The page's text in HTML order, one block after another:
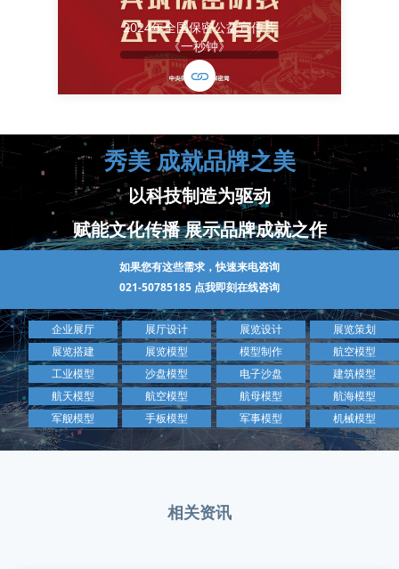
2024年全国保密公益宣传片
《一秒钟》
秀美 成就品牌之美
以科技制造为驱动
赋能文化传播 展示品牌成就之作
如果您有这些需求，快速来电咨询
021-50785185 点我即刻在线咨询
企业展厅 展厅设计 展览设计
展览策划
展览搭建
展览模型 模型制作
航空模型
工业模型
沙盘模型 电子沙盘
建筑模型
航天模型
航空模型 航母模型
航海模型
军舰模型
手板模型 军事模型 机械模型
相关资讯